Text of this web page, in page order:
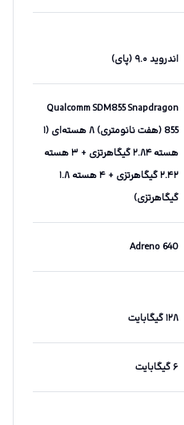
اندروید ۹.۰ (پای)
Qualcomm SDM855 Snapdragon
855 (هفت نانومتری) ۸ هسته‌ای (۱
هسته ۲.۸۴ گیگاهرتزی + ۳ هسته
۲.۴۲ گیگاهرتزی + ۴ هسته ۱.۸
گیگاهرتزی)
Adreno 640
۱۲۸ گیگابایت
۶ گیگابایت